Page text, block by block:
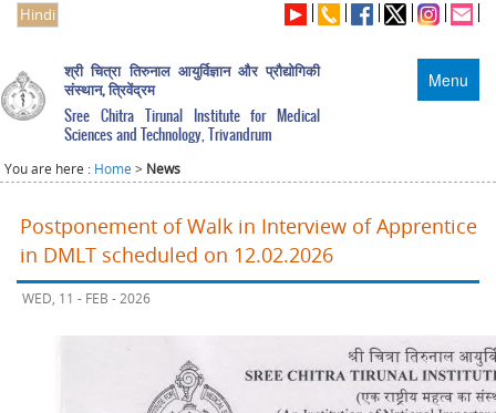
Hindi
Menu
श्री चित्रा तिरुनाल आयुर्विज्ञान और प्रौद्योगिकी
संस्थान, त्रिवेंद्रम
Sree Chitra Tirunal Institute for Medical
Sciences and Technology, Trivandrum
You are here : Home > News
Postponement of Walk in Interview of Apprentice
in DMLT scheduled on 12.02.2026
WED, 11 - FEB - 2026